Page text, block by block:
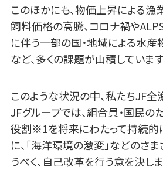
このほかにも、物価上昇による漁
飼料価格の高騰、コロナ禍や
に伴う一部の国・地域による水
など、多くの課題が山積しています
このような状況の中、私たちJF
JFグループでは、組合員・国民の
役割※1を将来にわたって持続的
に、「海洋環境の激変」などのさ
うべく、自己改革を行う意を決しま